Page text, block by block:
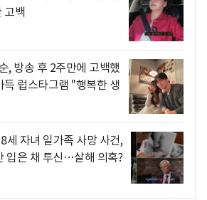
고백
, 방송 후 2주만에 고백했
럽스타그램 "행복한 생
세 자녀 일가족 사망 사건,
입은 채 투신…살해 의혹?